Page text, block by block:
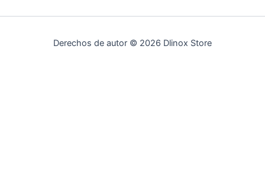
Derechos de autor © 2026 Dlinox Store